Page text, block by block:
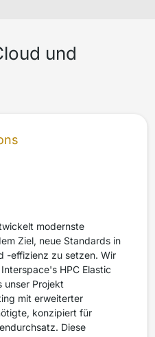
und
modernste
Ziel, neue Standards in
-effizienz zu setzen. Wir
HPC Elastic
unser Projekt
mit erweiterter
konzipiert für
Diese